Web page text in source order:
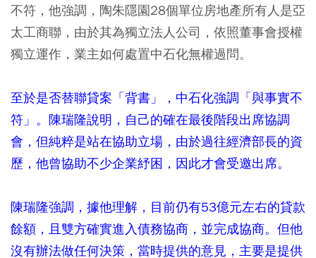
不符，他強調，陶朱隱園28個單位房地產所有人是亞
太工商聯，由於其為獨立法人公司，依照董事會授權
獨立運作，業主如何處置中石化無權過問。
至於是否替聯貸案「背書」，中石化強調「與事實不
符」。陳瑞隆說明，自己的確在最後階段出席協調
會，但純粹是站在協助立場，由於過往經濟部長的資
歷，他曾協助不少企業紓困，因此才會受邀出席。
陳瑞隆強調，據他理解，目前仍有53億元左右的貸款
餘額，且雙方確實進入債務協商，並完成協商。但他
沒有辦法做任何決策，當時提供的意見，主要是提供